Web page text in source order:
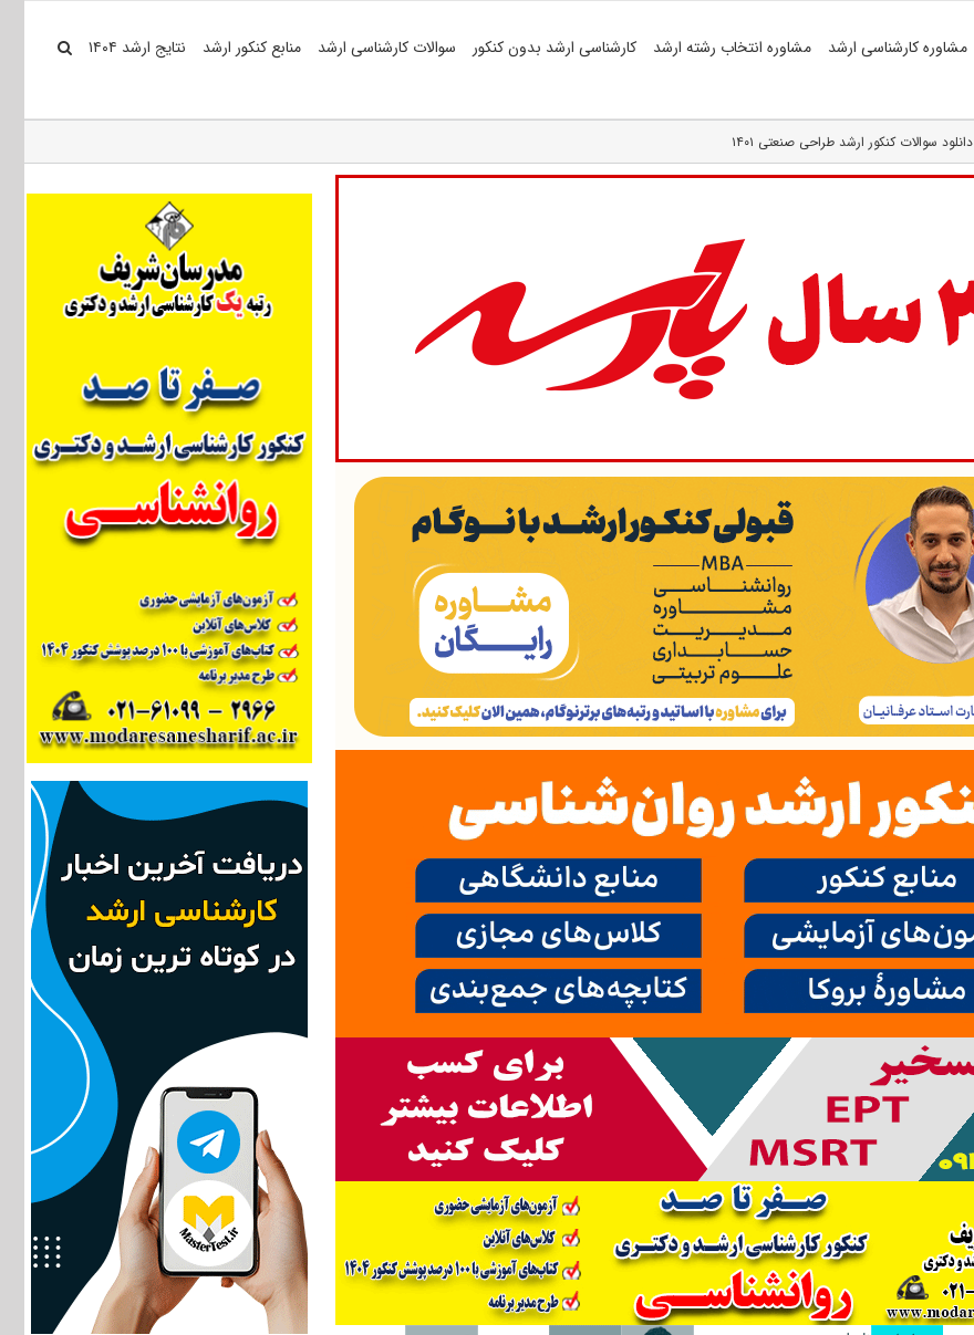
مشاوره کارشناسی ارشد مشاوره انتخاب رشته ارشد کارشناسی ارشد بدون کنکور سوالات کارشناسی ارشد منابع کنکور ارشد نتایج ارشد ۱۴۰۴
دانلود سوالات کنکور ارشد طراحی صنعتی ۱۴۰۱